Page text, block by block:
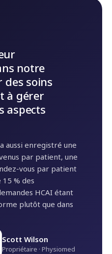
notre
soins
à gérer
aspects
aussi enregistré une
par patient, une
vous par patient
% des
HCAI étant
plutôt que dans
Scott Wilson
Propriétaire · Physiomed